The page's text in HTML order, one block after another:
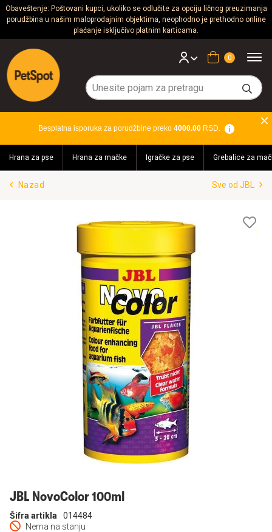
Obaveštenje: Poštovani kupci, ukoliko se odlučite za opciju ličnog preuzimanja
porudžbina u našim maloprodajnim objektima, neophodno je prethodno online
plaćanje isključivo platnim karticama.
Psi
Mačke
Glodari
Akvaristika
Teraristika
Brendovi
Korpa
Besplatna isporuka za porudžbine preko 4000.00RSD.
Hrana za pse Hrana za mačke Igračke za pse Grebalice za
Nazad Sve od JBL
JBL NovoColor 100ml
Nema na stanju
Šifra artikla 014484